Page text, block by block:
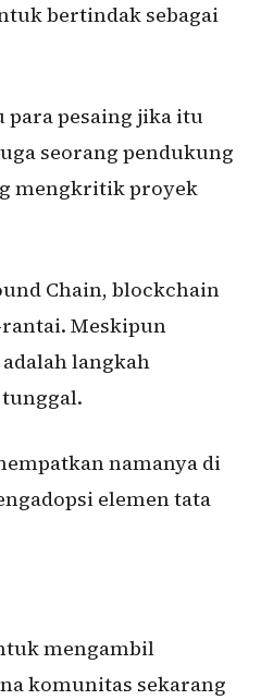
bertindak sebagai
para pesaing jika itu
seorang pendukung
mengkritik proyek
Chain, blockchain
Meskipun
langkah
namanya di
elemen tata
mengambil
komunitas sekarang